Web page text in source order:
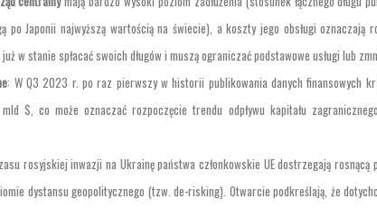
Japonii najwyższą wartością na świecie), a koszty jego obsługi oznaczają
w stanie spłacać swoich długów i muszą ograniczać podstawowe usługi lub
: W Q3 2023 r. po raz pierwszy w historii publikowania danych finansowych
mld $, co może oznaczać rozpoczęcie trendu odpływu kapitału
rosyjskiej inwazji na Ukrainę państwa członkowskie UE dostrzegają
dystansu geopolitycznego (tzw. de-risking). Otwarcie podkreślają, że